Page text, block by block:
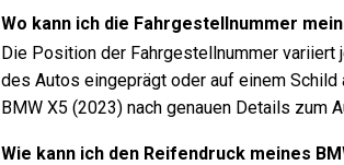
Wo kann ich die Fahrgestellnummer
Die Position der Fahrgestellnummer variiert
des Autos eingeprägt oder auf einem
BMW X5 (2023) nach genauen Details zum
Wie kann ich den Reifendruck meines